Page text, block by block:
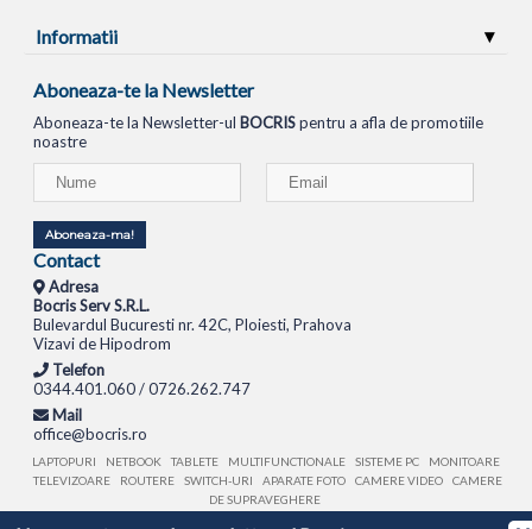
Informatii
Aboneaza-te la Newsletter
Aboneaza-te la Newsletter-ul BOCRISpentru a afla de promotiile
noastre
Aboneaza-ma!
Contact
Adresa
Bocris Serv S.R.L.
Bulevardul Bucuresti nr. 42C, Ploiesti, Prahova
Vizavi de Hipodrom
Telefon
0344.401.060 / 0726.262.747
Mail
office@bocris.ro
LAPTOPURI NETBOOK TABLETE MULTIFUNCTIONALE SISTEME PC
MONITOARE
TELEVIZOARE
ROUTERE SWITCH-URI APARATE FOTO CAMERE VIDEO
CAMERE
DE SUPRAVEGHERE